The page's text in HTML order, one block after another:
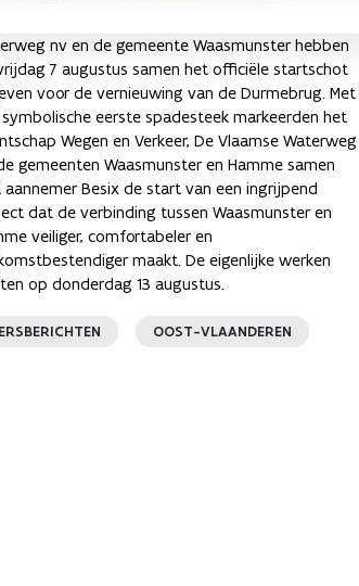
nv en de gemeente Waasmunster hebben
7 augustus samen het officiële startschot
voor de vernieuwing van de Durmebrug. Met
eerste spadesteek markeerden het
Wegen en Verkeer, De Vlaamse Waterweg
gemeenten Waasmunster en Hamme samen
Besix de start van een ingrijpend
dat de verbinding tussen Waasmunster en
veiliger, comfortabeler en
maakt. De eigenlijke werken
op donderdag 13 augustus.
OOST-VLAANDEREN